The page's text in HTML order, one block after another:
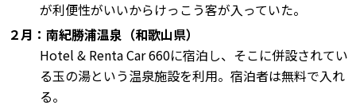
が利便性がいいからけっこう客が入っていた。
２月：南紀勝浦温泉（和歌山県）
Hotel & Renta Car 660に宿泊し、そこに併設されてい
る玉の湯という温泉施設を利用。宿泊者は無料で入れ
る。